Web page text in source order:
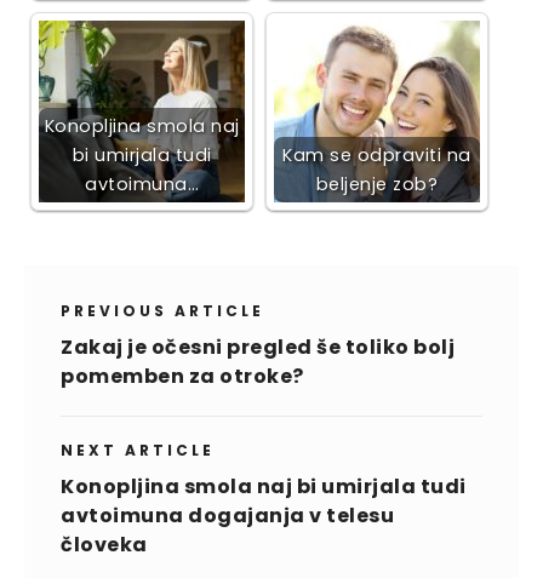
Konopljina smola naj
bi umirjala tudi
avtoimuna…
Kam se odpraviti na
beljenje zob?
PREVIOUS ARTICLE
Zakaj je očesni pregled še toliko bolj
pomemben za otroke?
NEXT ARTICLE
Konopljina smola naj bi umirjala tudi
avtoimuna dogajanja v telesu
človeka